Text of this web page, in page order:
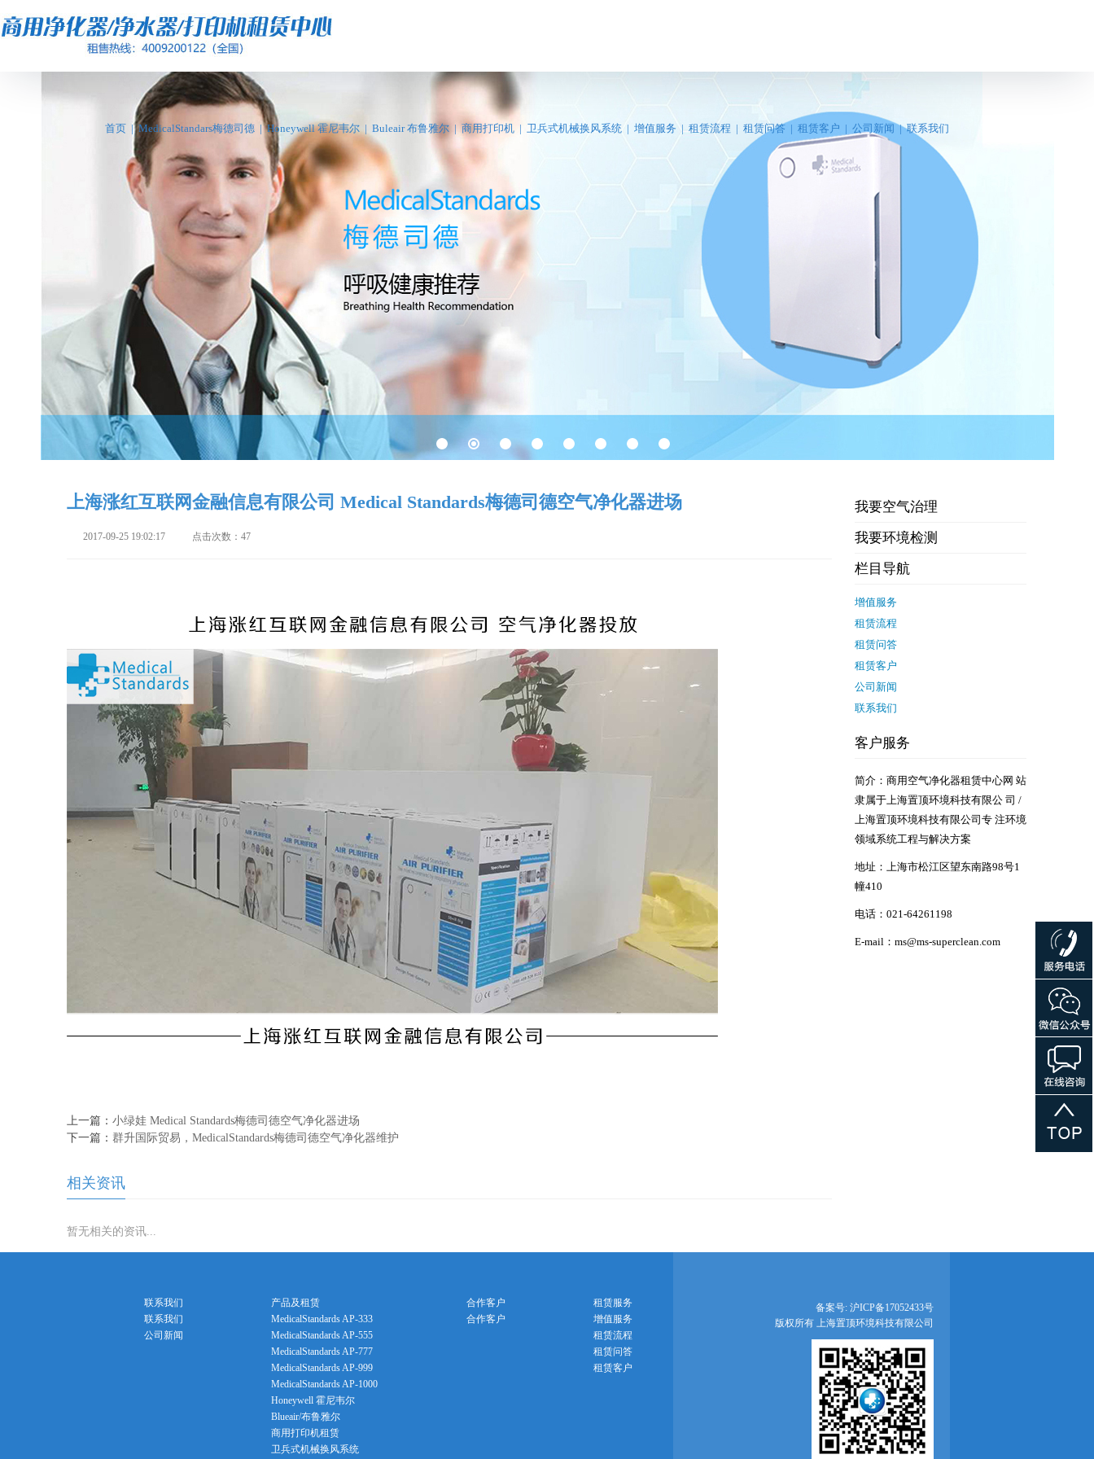
首页 | MedicalStandars梅德司德 | Honeywell 霍尼韦尔 | Buleair 布鲁雅尔 | 商用打印机 | 卫兵式机械换风系统 | 增值服务 | 租赁流程 | 租赁问答 | 租赁客户 | 公司新闻 | 联系我们
上海涨红互联网金融信息有限公司 Medical Standards梅德司德空气净化器进场
2017-09-25 19:02:17 点击次数：47
上一篇： 小绿娃 Medical Standards梅德司德空气净化器进场
下一篇： 群升国际贸易，MedicalStandards梅德司德空气净化器维护
相关资讯
暂无相关的资讯...
我要空气治理
我要环境检测
栏目导航
增值服务
租赁流程
租赁问答
租赁客户
公司新闻
联系我们
客户服务
简介：商用空气净化器租赁中心网 站
隶属于上海置顶环境科技有限公 司 /
上海置顶环境科技有限公司专 注环境
领域系统工程与解决方案
地址：上海市松江区望东南路98号1
幢410
电话：021-64261198
E-mail：ms@ms-superclean.com
联系我们
联系我们
公司新闻
产品及租赁
MedicalStandards AP-333
MedicalStandards AP-555
MedicalStandards AP-777
MedicalStandards AP-999
MedicalStandards AP-1000
Honeywell 霍尼韦尔
Blueair/布鲁雅尔
商用打印机租赁
卫兵式机械换风系统
合作客户
合作客户
租赁服务
增值服务
租赁流程
租赁问答
租赁客户
备案号: 沪ICP备17052433号
版权所有 上海置顶环境科技有限公司